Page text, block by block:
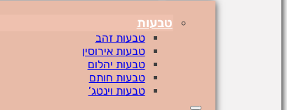
טבעות
טבעות זהב
טבעות אירוסין
טבעות יהלום
טבעות חותם
טבעות וינטג’